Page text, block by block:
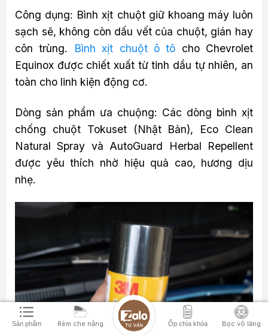
Công dụng: Bình xịt chuột giữ khoang máy luôn
sạch sẽ, không còn dấu vết của chuột, gián hay
côn trùng.
Bình xịt chuột ô tô cho Chevrolet
Equinox được chiết xuất từ tinh dầu tự nhiên, an
toàn cho linh kiện động cơ.
Dòng sản phẩm ưa chuộng: Các dòng bình xịt
chống chuột Tokuset (Nhật Bản), Eco Clean
Natural Spray và AutoGuard Herbal Repellent
được yêu thích nhờ hiệu quả cao, hương dịu
nhẹ.
Sản phẩm Rèm che nắng Ốp chìa khóa Bọc vô lăng